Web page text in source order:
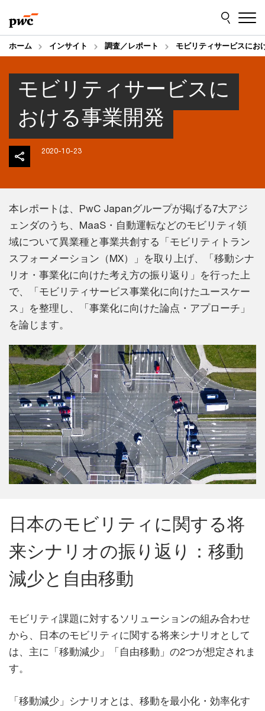
to
content
to
footer
ホーム インサイト 調査／レポート モビリティサービスにお
モビリティサービスに
おける事業開発
2020-10-23
本レポートは、PwC Japanグループが掲げる7大アジ
ェンダのうち、MaaS・自動運転などのモビリティ領
域について異業種と事業共創する「モビリティトラン
スフォーメーション（MX）」を取り上げ、「移動シナ
リオ・事業化に向けた考え方の振り返り」を行った上
で、「モビリティサービス事業化に向けたユースケー
ス」を整理し、「事業化に向けた論点・アプローチ」
を論じます。
日本のモビリティに関する将
来シナリオの振り返り：移動
減少と自由移動
モビリティ課題に対するソリューションの組み合わせ
から、日本のモビリティに関する将来シナリオとして
は、主に「移動減少」「自由移動」の2つが想定されま
す。
「移動減少」シナリオとは、移動を最小化・効率化す